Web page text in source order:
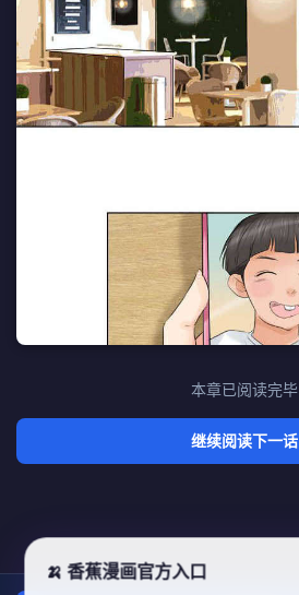
本章已阅读完毕
继续阅读下一话
🍌 香蕉漫画官方入口